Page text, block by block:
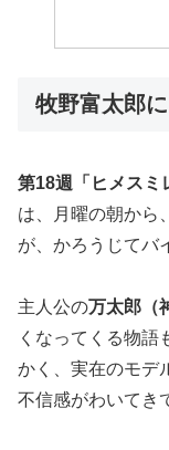
牧野富太郎
第18週「ヒメスミ
は、月曜の朝から
が、かろうじてバ
主人公の万太郎（
くなってくる物語
かく、実在のモデ
不信感がわいてき